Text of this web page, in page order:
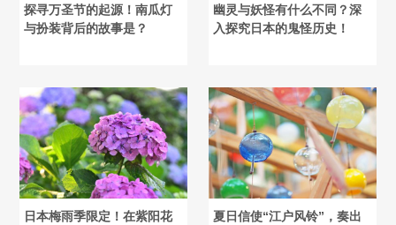
探寻万圣节的起源！南瓜灯
与扮装背后的故事是？
幽灵与妖怪有什么不同？深
入探究日本的鬼怪历史！
日本梅雨季限定！在紫阳花
夏日信使“江户风铃”，奏出